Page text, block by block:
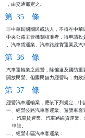
，由交通部定之。
第 35 條
非中華民國國民或法人，不得在中
中央公路主管機關核准者，得申請
、汽車貨運業、汽車路線貨運業及汽
第 36 條
汽車運輸業之經營，除偏遠及國防
開放民營。但國民無力經營時，由政
第 37 條
經營汽車運輸業，應依下列規定，申
一、經營公路汽車客運業、遊覽車
、汽車貨運業、汽車路線貨運業
    申請。
二、經營市區汽車客運業：